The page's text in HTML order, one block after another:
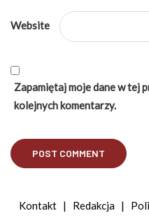
Website
Zapamiętaj moje dane w tej
kolejnych komentarzy.
Kontakt | Redakcja |